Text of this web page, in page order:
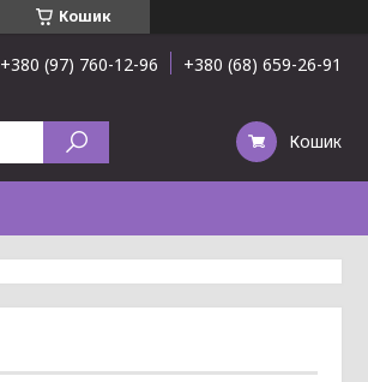
Кошик
+380 (97) 760-12-96 +380 (68) 659-26-91
Кошик